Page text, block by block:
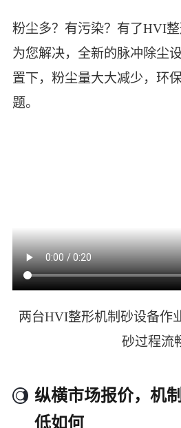
粉尘多？有污染？有了HVI
为您解决，全新的脉冲除尘
置下，粉尘量大大减少，环
题。
两台HVI整形机制砂设备作
砂过程流
纵横市场报价，机
低如何